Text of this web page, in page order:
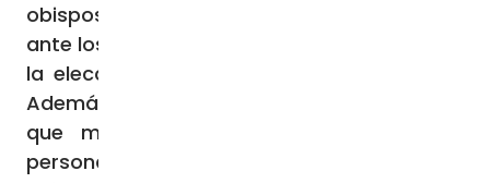
obispos ecuatorianos en un comunicado
ante los resultados de la segunda vuelta de
la elección presidencial del 15 de octubre.
Además, piden a quienes han sido elegidos
que miren “más allá de sus intereses
personales y partidistas”, e invitan a